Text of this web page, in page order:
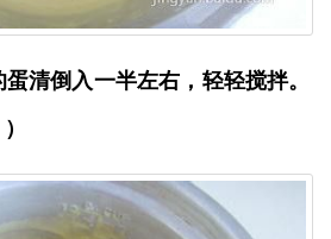
清倒入一半左右，轻轻搅拌。